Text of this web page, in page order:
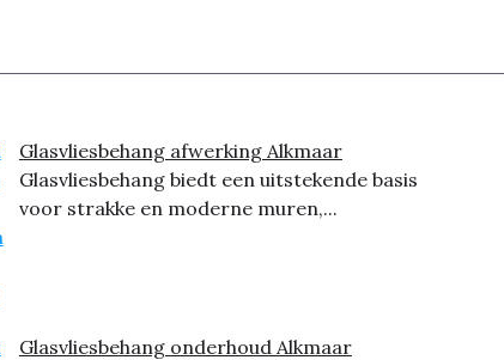
Glasvliesbehang afwerking Alkmaar
Glasvliesbehang biedt een uitstekende basis
voor strakke en moderne muren,...
Glasvliesbehang onderhoud Alkmaar